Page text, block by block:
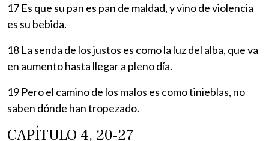
17 Es que su pan es pan de maldad, y vino de violencia
es su bebida.
18 La senda de los justos es como la luz del alba, que va
en aumento hasta llegar a pleno día.
19 Pero el camino de los malos es como tinieblas, no
saben dónde han tropezado.
CAPÍTULO 4, 20-27